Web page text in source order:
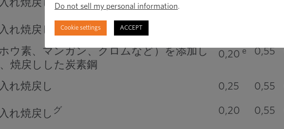
れ焼戻し
れ焼戻し グ
ウ素、マンガン、クロムなど）を添加し
焼戻しした炭素鋼
0,20 e 0,55
れ焼戻し 0,25 0,55
れ焼戻し グ 0,20 0,55
Do not sell my personal information.
Cookie settings ACCEPT